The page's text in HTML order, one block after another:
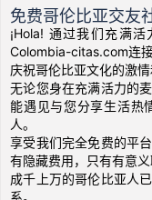
免费哥伦比亚交友
¡Hola! 通过我们充满
Colombia-citas.com连
庆祝哥伦比亚文化的激情
无论您身在充满活力的
能遇见与您分享生活热
人。
享受我们完全免费的平
有隐藏费用，只有有意义
成千上万的哥伦比亚人
系。